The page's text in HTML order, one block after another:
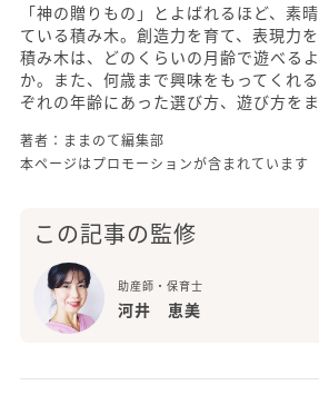
「神の贈りもの」とよばれるほど、素
ている積み木。創造力を育て、表現力を
積み木は、どのくらいの月齢で遊べる
か。また、何歳まで興味をもってくれ
ぞれの年齢にあった選び方、遊び方を
著者：ままのて編集部
本ページはプロモーションが含まれています
この記事の監修
助産師・保育士
河井 恵美